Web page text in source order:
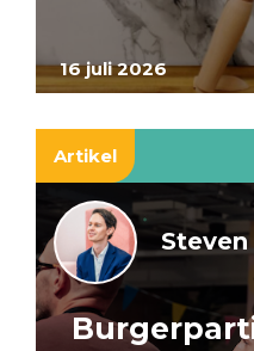
16 juli 2026
Artikel